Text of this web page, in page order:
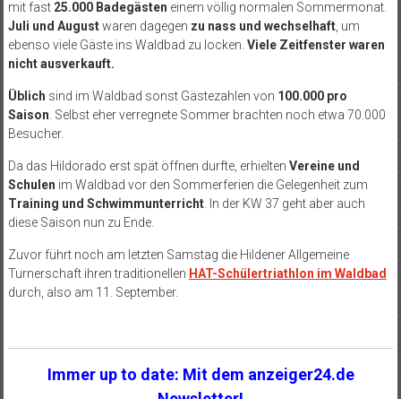
mit fast 25.000 Badegästen einem völlig normalen Sommermonat.
Juli und Augustwaren dagegen zu nass und wechselhaft, um
ebenso viele Gäste ins Waldbad zu locken. Viele Zeitfenster waren
nicht ausverkauft.
Üblich sind im Waldbad sonst Gästezahlen von 100.000 pro
Saison . Selbst eher verregnete Sommer brachten noch etwa 70.000
Besucher.
Da das Hildorado erst spät öffnen durfte, erhielten Vereine und
Schulen im Waldbad vor den Sommerferien die Gelegenheit zum
Training und Schwimmunterricht. In der KW 37 geht aber auch
diese Saison nun zu Ende.
Zuvor führt noch am letzten Samstag die Hildener Allgemeine
Turnerschaft ihren traditionellen HAT-Schülertriathlon im Waldbad
durch, also am 11. September.
Immer up to date: Mit dem anzeiger24.de